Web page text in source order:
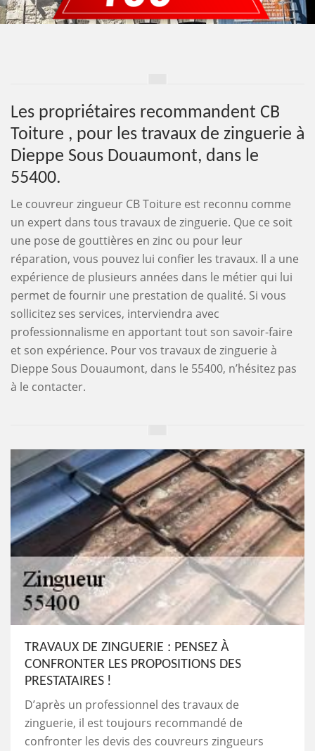
Les propriétaires recommandent CB
Toiture , pour les travaux de zinguerie à
Dieppe Sous Douaumont, dans le
55400.
Le couvreur zingueur CB Toiture est reconnu comme
un expert dans tous travaux de zinguerie. Que ce soit
une pose de gouttières en zinc ou pour leur
réparation, vous pouvez lui confier les travaux. Il a une
expérience de plusieurs années dans le métier qui lui
permet de fournir une prestation de qualité. Si vous
sollicitez ses services, interviendra avec
professionnalisme en apportant tout son savoir-faire
et son expérience. Pour vos travaux de zinguerie à
Dieppe Sous Douaumont, dans le 55400, n’hésitez pas
à le contacter.
TRAVAUX DE ZINGUERIE : PENSEZ À
CONFRONTER LES PROPOSITIONS DES
PRESTATAIRES !
D’après un professionnel des travaux de
zinguerie, il est toujours recommandé de
confronter les devis des couvreurs zingueurs